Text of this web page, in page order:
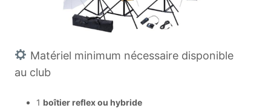
Matériel minimum nécessaire disponible
au club
1 boîtier reflex ou hybride